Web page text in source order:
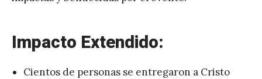
Impacto Extendido:
Cientos de personas se entregaron a Cristo